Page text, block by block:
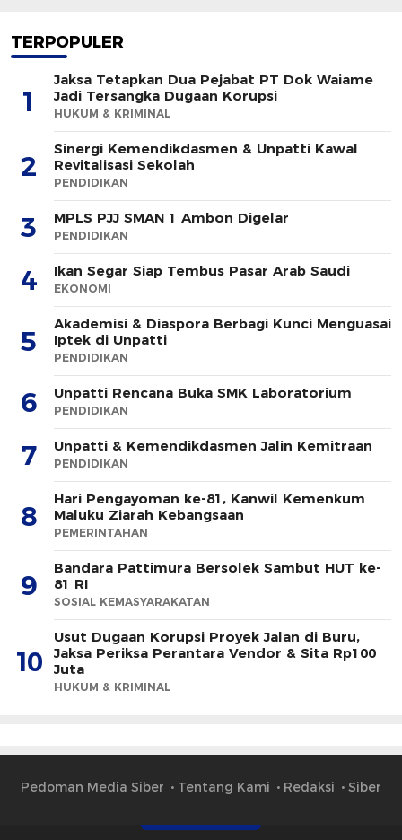
TERPOPULER
1
Jaksa Tetapkan Dua Pejabat PT Dok Waiame
Jadi Tersangka Dugaan Korupsi
HUKUM & KRIMINAL
2
Sinergi Kemendikdasmen & Unpatti Kawal
Revitalisasi Sekolah
PENDIDIKAN
3 MPLS PJJ SMAN 1 Ambon Digelar
PENDIDIKAN
4 Ikan Segar Siap Tembus Pasar Arab Saudi
EKONOMI
5
Akademisi & Diaspora Berbagi Kunci Menguasai
Iptek di Unpatti
PENDIDIKAN
6 Unpatti Rencana Buka SMK Laboratorium
PENDIDIKAN
7 Unpatti & Kemendikdasmen Jalin Kemitraan
PENDIDIKAN
8
Hari Pengayoman ke-81, Kanwil Kemenkum
Maluku Ziarah Kebangsaan
PEMERINTAHAN
9
Bandara Pattimura Bersolek Sambut HUT ke-
81 RI
SOSIAL KEMASYARAKATAN
10
Usut Dugaan Korupsi Proyek Jalan di Buru,
Jaksa Periksa Perantara Vendor & Sita Rp100
Juta
HUKUM & KRIMINAL
Pedoman Media Siber Tentang Kami Redaksi Siber